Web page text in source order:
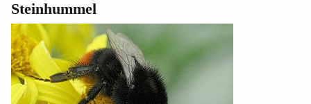
Steinhummel